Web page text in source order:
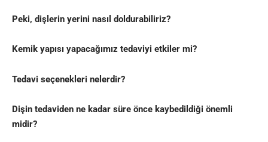
Peki, dişlerin yerini nasıl doldurabiliriz?
Kemik yapısı yapacağımız tedaviyi etkiler mi?
Tedavi seçenekleri nelerdir?
Dişin tedaviden ne kadar süre önce kaybedildiği önemli
midir?